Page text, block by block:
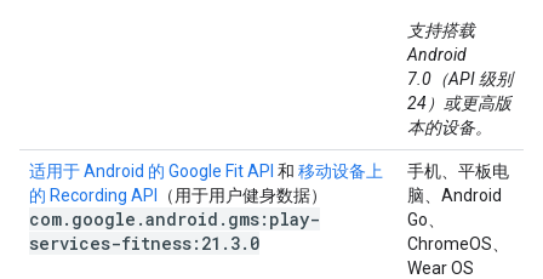
支持搭载
Android
7.0（API 级别
24）或更高版
本的设备。
适用于 Android 的 Google Fit API 和 移动设备上
的 Recording API
（用于用户健身数据）
com. google .android . gms:play-
services-fitness:21 . 3. 0
手机、平板电
脑、Android
Go、
ChromeOS、
Wear OS